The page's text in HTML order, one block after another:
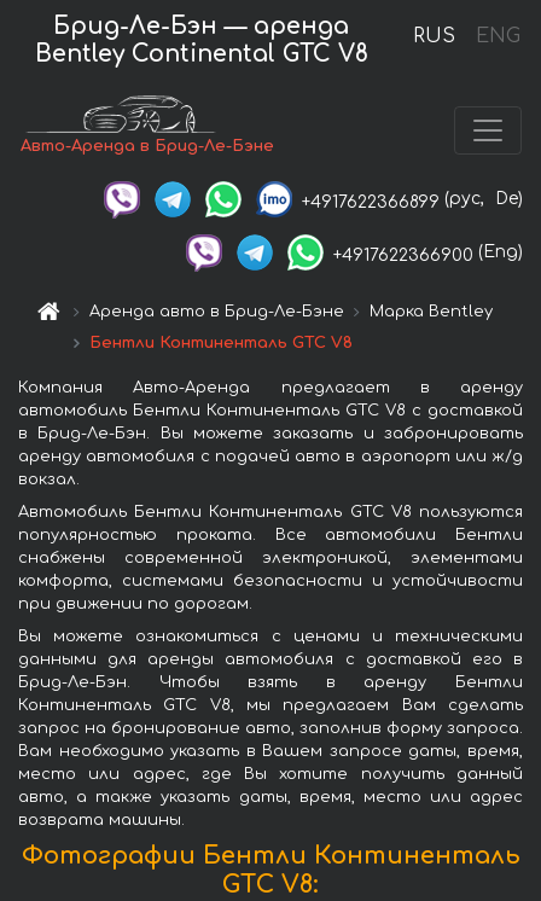
RUS ENG
Брид-Ле-Бэн — аренда
Bentley Continental GTC V8
Авто-Аренда в Брид-Ле-Бэне
+4917622366899 (рус, De)
+4917622366900 (Eng)
Аренда авто в Брид-Ле-Бэне
Марка Bentley
Бентли Континенталь GTC V8
Компания Авто-Аренда предлагает в аренду
автомобиль Бентли Континенталь GTC V8 с доставкой
в Брид-Ле-Бэн. Вы можете заказать и забронировать
аренду автомобиля с подачей авто в аэропорт или ж/д
вокзал.
Автомобиль Бентли Континенталь GTC V8 пользуются
популярностью проката. Все автомобили Бентли
снабжены современной электроникой, элементами
комфорта, системами безопасности и устойчивости
при движении по дорогам.
Вы можете ознакомиться с ценами и техническими
данными для аренды автомобиля с доставкой его в
Брид-Ле-Бэн. Чтобы взять в аренду Бентли
Континенталь GTC V8, мы предлагаем Вам сделать
запрос на бронирование авто, заполнив форму запроса.
Вам необходимо указать в Вашем запросе даты, время,
место или адрес, где Вы хотите получить данный
авто, а также указать даты, время, место или адрес
возврата машины.
Фотографии Бентли Континенталь
GTC V8: